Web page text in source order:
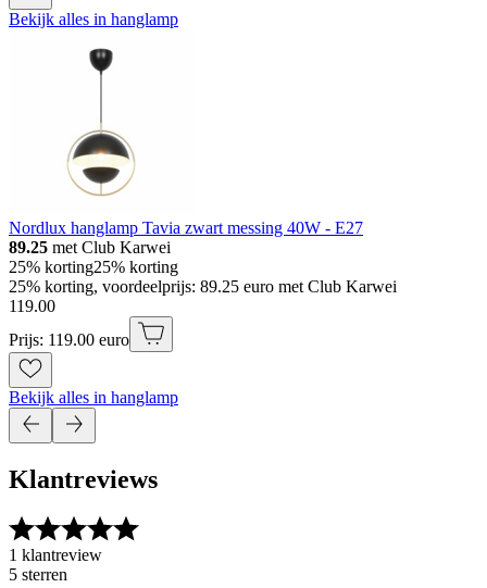
Bekijk alles in hanglamp
Nordlux hanglamp Tavia zwart messing 40W - E27
89.25 met Club Karwei
25% korting25% korting
25% korting, voordeelprijs: 89.25 euro met Club Karwei
119.00
Prijs: 119.00 euro
Bekijk alles in hanglamp
Klantreviews
1 klantreview
5 sterren